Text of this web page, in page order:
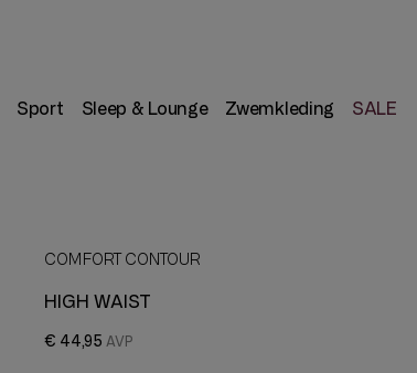
Sport Sleep & Lounge Zwemkleding SALE
COMFORT CONTOUR
HIGH WAIST
€ 44,95